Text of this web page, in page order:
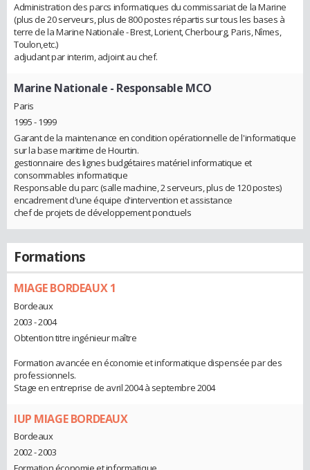
Administration des parcs informatiques du commissariat de la Marine
(plus de 20 serveurs, plus de 800 postes répartis sur tous les bases à
terre de la Marine Nationale - Brest, Lorient, Cherbourg, Paris, Nîmes,
Toulon,etc.)
adjudant par interim, adjoint au chef.
Marine Nationale - Responsable MCO
Paris
1995 - 1999
Garant de la maintenance en condition opérationnelle de l'informatique
sur la base maritime de Hourtin.
gestionnaire des lignes budgétaires matériel informatique et
consommables informatique
Responsable du parc (salle machine, 2 serveurs, plus de 120 postes)
encadrement d'une équipe d'intervention et assistance
chef de projets de développement ponctuels
Formations
MIAGE BORDEAUX 1
Bordeaux
2003 - 2004
Obtention titre ingénieur maître
Formation avancée en économie et informatique dispensée par des
professionnels.
Stage en entreprise de avril 2004 à septembre 2004
IUP MIAGE BORDEAUX
Bordeaux
2002 - 2003